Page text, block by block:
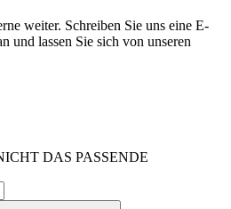
weiter. Schreiben Sie uns eine E-
und lassen Sie sich von unseren
DAS PASSENDE